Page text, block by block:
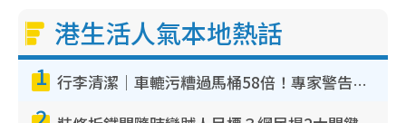
港生活人氣本地熱話
1 行李清潔｜車轆污糟過馬桶58倍！專家警告忌用酒精抹 教1招免污手除菌